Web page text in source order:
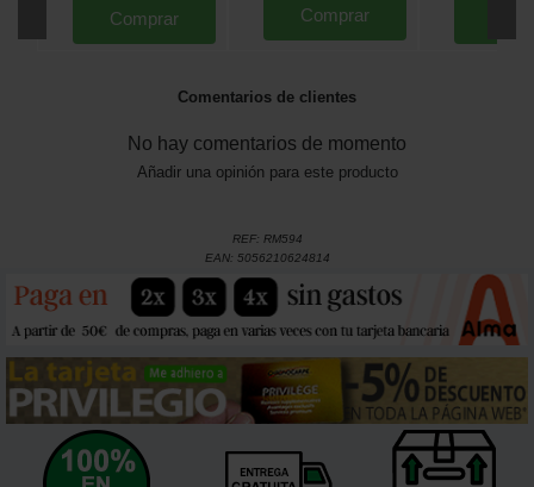
Comprar Comprar
Comentarios de clientes
No hay comentarios de momento
Añadir una opinión para este producto
REF: RM594
EAN: 5056210624814